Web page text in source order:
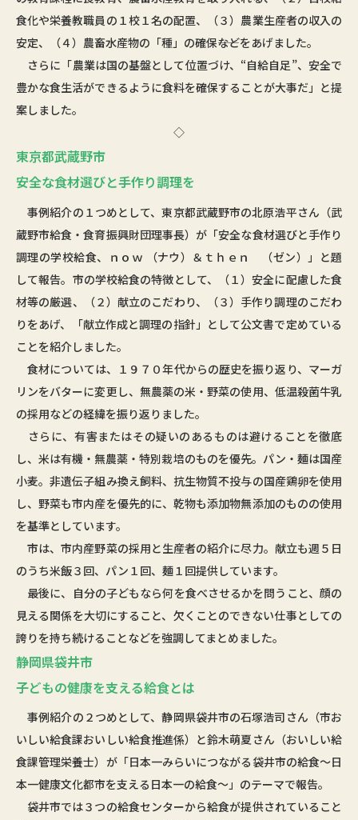
食化や栄養教職員の１校１名の配置、（３）農業生産者の収入の
安定、（４）農畜水産物の「種」の確保――などをあげました。
さらに「農業は国の基盤として位置づけ、“自給自足”、安全で
豊かな食生活ができるように食料を確保することが大事だ」と提
案しました。
◇
東京都武蔵野市
安全な食材選びと手作り調理を
事例紹介の１つめとして、東京都武蔵野市の北原浩平さん（武
蔵野市給食・食育振興財団理事長）が「安全な食材選びと手作り
調理の学校給食、ｎｏｗ （ナウ）＆ｔｈｅｎ （ゼン）」と題
して報告。市の学校給食の特徴として、（１）安全に配慮した食
材等の厳選、（２）献立のこだわり、（３）手作り調理のこだわ
りをあげ、「献立作成と調理の指針」として公文書で定めている
ことを紹介しました。
食材については、１９７０年代からの歴史を振り返り、マーガ
リンをバターに変更し、無農薬の米・野菜の使用、低温殺菌牛乳
の採用などの経緯を振り返りました。
さらに、有害またはその疑いのあるものは避けることを徹底
し、米は有機・無農薬・特別栽培のものを優先。パン・麺は国産
小麦。非遺伝子組み換え飼料、抗生物質不投与の国産鶏卵を使用
し、野菜も市内産を優先的に、乾物も添加物無添加のものの使用
を基準としています。
市は、市内産野菜の採用と生産者の紹介に尽力。献立も週５日
のうち米飯３回、パン１回、麺１回提供しています。
最後に、自分の子どもなら何を食べさせるかを問うこと、顔の
見える関係を大切にすること、欠くことのできない仕事としての
誇りを持ち続けることなどを強調してまとめました。
静岡県袋井市
子どもの健康を支える給食とは
事例紹介の２つめとして、静岡県袋井市の石塚浩司さん（市お
いしい給食課おいしい給食推進係）と鈴木萌夏さん（おいしい給
食課管理栄養士）が「日本一みらいにつながる袋井市の給食～日
本一健康文化都市を支える日本一の給食～」のテーマで報告。
袋井市では３つの給食センターから給食が提供されていること